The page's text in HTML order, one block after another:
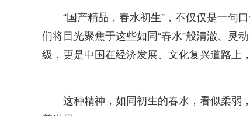
“国产精品，春水初生”，不仅仅是一句
们将目光聚焦于这些如同“春水”般清澈、灵
级，更是中国在经济发展、文化复兴道路上
这种精神，如同初生的春水，看似柔弱